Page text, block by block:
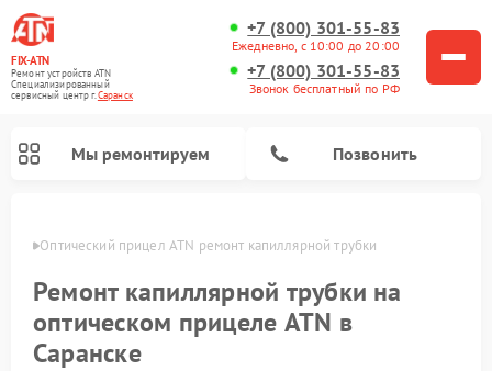
FIX-ATN
Ремонт устройств ATN
Специализированный
cервисный центр г.Саранск
+7 (800) 301-55-83
Ежедневно, с 10:00 до 20:00
+7 (800) 301-55-83
Звонок бесплатный по РФ
Мы ремонтируем Позвонить
Оптический прицел ATN ремонт капиллярной трубки
Ремонт капиллярной трубки на
оптическом прицеле ATN в
Саранске